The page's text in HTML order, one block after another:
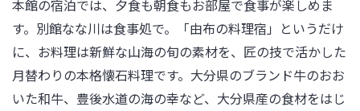
本館の宿泊では、夕食も朝食もお部屋で食事が楽しめま
す。別館なな川は食事処で。「由布の料理宿」というだけ
に、お料理は新鮮な山海の旬の素材を、匠の技で活かした
月替わりの本格懐石料理です。大分県のブランド牛のおお
いた和牛、豊後水道の海の幸など、大分県産の食材をはじ